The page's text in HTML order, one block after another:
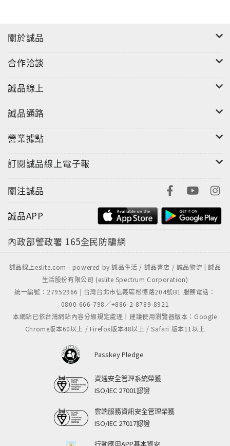
關於誠品
合作洽談
誠品線上
誠品通路
營業據點
訂閱誠品線上電子報
關注誠品
誠品APP
內政部警政署 165全民防騙網
誠品線上eslite.com - powered by 誠品生活 / 誠品書店 / 誠品物流 | 誠品
生活股份有限公司 (eslite Spectrum Corporation)
統一編號：27952966 | 台灣台北市信義區松德路204號B1 服務電話：
0800-666-798／+886-2-8789-8921
本網站已依台灣網站內容分級規定處理｜建議使用瀏覽器版本：Google
Chrome版本60以上 / Firefox版本48以上 / Safari 版本11以上
Passkey Pledge
資通安全管理系統榮獲
ISO/IEC 27001認證
雲端服務資訊安全管理榮獲
ISO/IEC 27017認證
行動應用APP基本資安